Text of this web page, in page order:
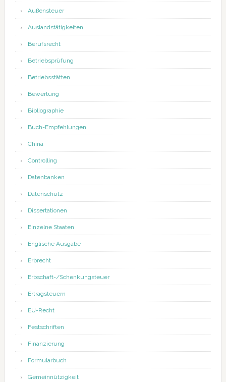
Außensteuer
Auslandstätigkeiten
Berufsrecht
Betriebsprüfung
Betriebsstätten
Bewertung
Bibliographie
Buch-Empfehlungen
China
Controlling
Datenbanken
Datenschutz
Dissertationen
Einzelne Staaten
Englische Ausgabe
Erbrecht
Erbschaft-/Schenkungsteuer
Ertragsteuern
EU-Recht
Festschriften
Finanzierung
Formularbuch
Gemeinnützigkeit